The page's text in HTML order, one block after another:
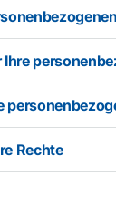
Rechte